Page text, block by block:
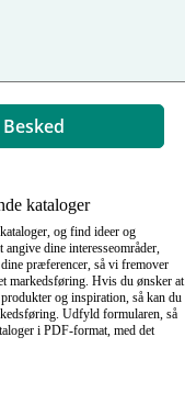
kataloger
og find ideer og
dine interesseområder,
præferencer, så vi fremover
markedsføring. Hvis du ønsker at
og inspiration, så kan du
Udfyld formularen, så
i PDF-format, med det